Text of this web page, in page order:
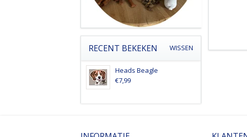
RECENT BEKEKEN WISSEN
Heads Beagle
€7,99